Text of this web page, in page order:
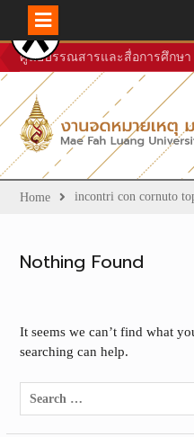
Skip
to
content
ศูนย์บรรณสารและสื่อการศึกษา
Home incontri con cornuto
Nothing Found
It seems we can’t find what
searching can help.
Search
for: